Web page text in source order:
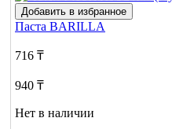
Добавить в избранное
Паста BARILLA
716 ₸
940 ₸
Нет в наличии